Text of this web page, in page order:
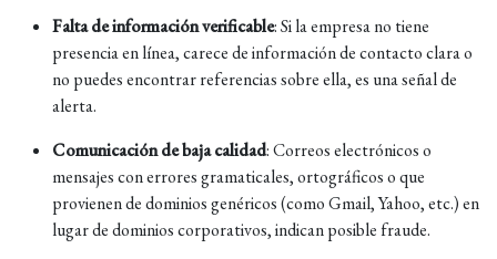
Falta de información verificable:Si la empresa no tiene
presencia en línea, carece de información de contacto clara o
no puedes encontrar referencias sobre ella, es una señal de
alerta.
Comunicación de baja calidad:Correos electrónicos o
mensajes con errores gramaticales, ortográficos o que
provienen de dominios genéricos (como Gmail, Yahoo, etc.) en
lugar de dominios corporativos, indican posible fraude.